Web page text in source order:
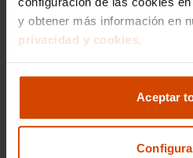
y obtener más información en
privacidad y cookies.
Aceptar
Desde 191 € /mes*
Peugeot 2008
Active Puretech 100 S&S 6
2023